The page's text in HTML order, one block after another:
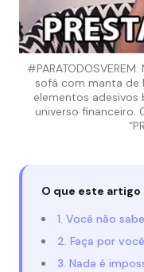
sofá com manta de
elementos
universo financeiro.
O que este artigo
1. Você não
2. Faça por você
3. Nada é